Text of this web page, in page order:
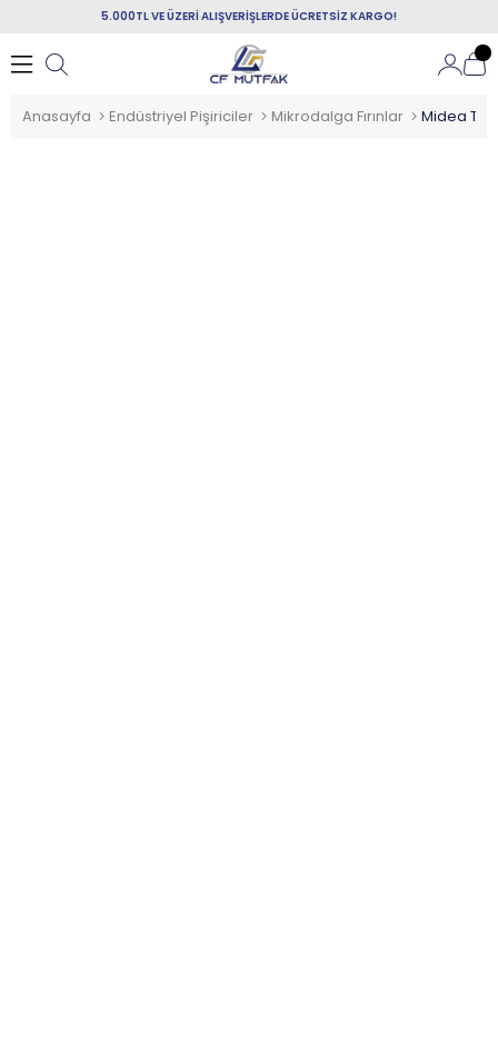
5.000TL VE ÜZERİ ALIŞVERİŞLERDE ÜCRETSİZ KARGO!
Anasayfa Endüstriyel Pişiriciler Mikrodalga Fırınlar Midea